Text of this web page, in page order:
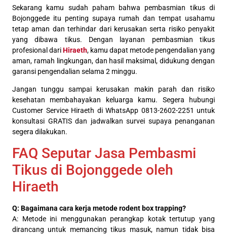
Sekarang kamu sudah paham bahwa pembasmian tikus di
Bojonggede itu penting supaya rumah dan tempat usahamu
tetap aman dan terhindar dari kerusakan serta risiko penyakit
yang dibawa tikus. Dengan layanan pembasmian tikus
profesional dariHiraeth, kamu dapat metode pengendalian yang
aman, ramah lingkungan, dan hasil maksimal, didukung dengan
garansi pengendalian selama 2 minggu.
Jangan tunggu sampai kerusakan makin parah dan risiko
kesehatan membahayakan keluarga kamu. Segera hubungi
Customer Service Hiraeth di WhatsApp 0813-2602-2251 untuk
konsultasi GRATIS dan jadwalkan survei supaya penanganan
segera dilakukan.
FAQ Seputar Jasa Pembasmi
Tikus di Bojonggede oleh
Hiraeth
Q: Bagaimana cara kerja metode rodent box trapping?
A: Metode ini menggunakan perangkap kotak tertutup yang
dirancang untuk memancing tikus masuk, namun tidak bisa